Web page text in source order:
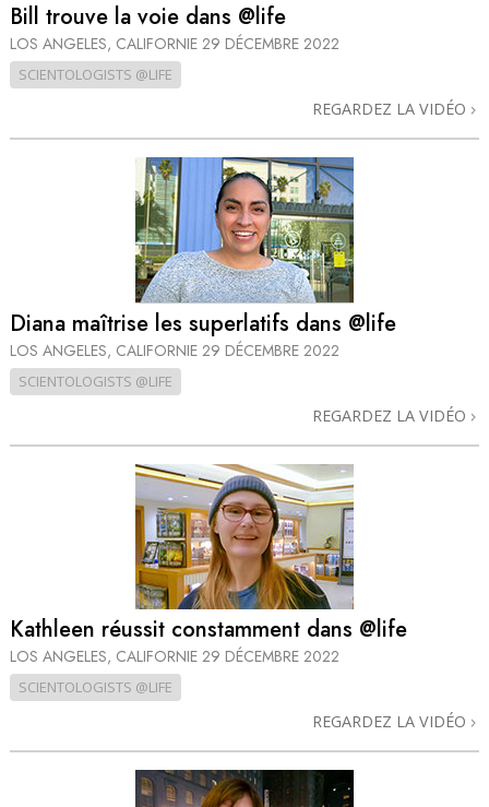
Bill trouve la voie dans @life
LOS ANGELES, CALIFORNIE 29 DÉCEMBRE 2022
SCIENTOLOGISTS @LIFE
REGARDEZ LA VIDÉO
Diana maîtrise les superlatifs dans @life
LOS ANGELES, CALIFORNIE 29 DÉCEMBRE 2022
SCIENTOLOGISTS @LIFE
REGARDEZ LA VIDÉO
Kathleen réussit constamment dans @life
LOS ANGELES, CALIFORNIE 29 DÉCEMBRE 2022
SCIENTOLOGISTS @LIFE
REGARDEZ LA VIDÉO